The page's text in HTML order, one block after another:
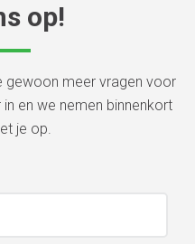
op!
gewoon meer vragen voor
en we nemen binnenkort
je op.